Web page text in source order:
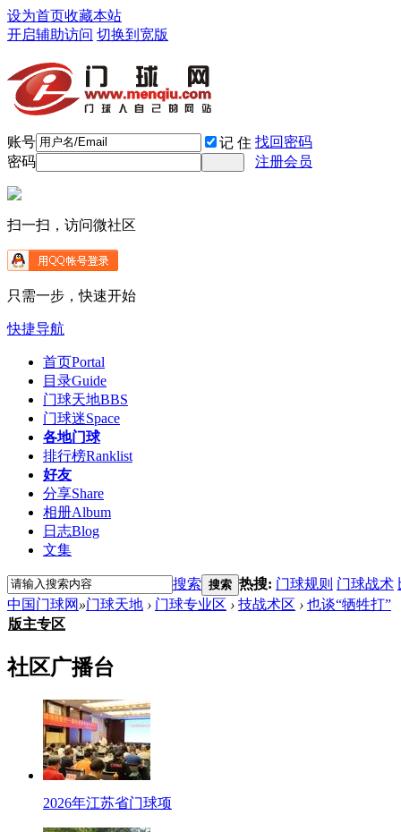
设为首页收藏本站
开启辅助访问 切换到宽版
账号 记 住 找回密码
密码
注册会员
扫一扫，访问微社区
只需一步，快速开始
快捷导航
首页Portal
目录Guide
门球天地BBS
门球迷Space
各地门球
排行榜Ranklist
好友
分享Share
相册Album
日志Blog
文集
搜索 搜索 热搜: 门球规则 门球战术
中国门球网 »门球天地 › 门球专业区 › 技战术区 › 也谈“牺牲打”
版主专区
社区广播台
2026年江苏省门球项